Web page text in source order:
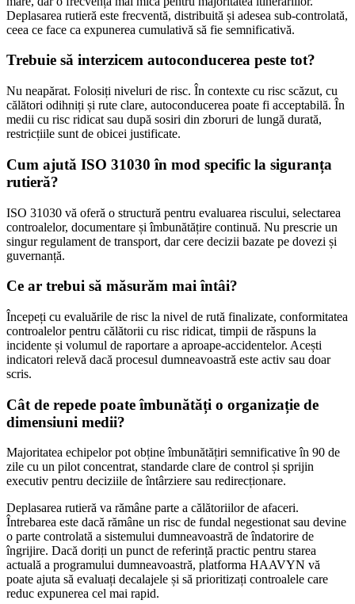
Deplasarea rutieră este frecventă, distribuită și adesea sub-controlată,
ceea ce face ca expunerea cumulativă să fie semnificativă.
Trebuie să interzicem autoconducerea peste tot?
Nu neapărat. Folosiți niveluri de risc. În contexte cu risc scăzut, cu
călători odihniți și rute clare, autoconducerea poate fi acceptabilă. În
medii cu risc ridicat sau după sosiri din zboruri de lungă durată,
restricțiile sunt de obicei justificate.
Cum ajută ISO 31030 în mod specific la siguranța
rutieră?
ISO 31030 vă oferă o structură pentru evaluarea riscului, selectarea
controalelor, documentare și îmbunătățire continuă. Nu prescrie un
singur regulament de transport, dar cere decizii bazate pe dovezi și
guvernanță.
Ce ar trebui să măsurăm mai întâi?
Începeți cu evaluările de risc la nivel de rută finalizate, conformitatea
controalelor pentru călătorii cu risc ridicat, timpii de răspuns la
incidente și volumul de raportare a aproape-accidentelor. Acești
indicatori relevă dacă procesul dumneavoastră este activ sau doar
scris.
Cât de repede poate îmbunătăți o organizație de
dimensiuni medii?
Majoritatea echipelor pot obține îmbunătățiri semnificative în 90 de
zile cu un pilot concentrat, standarde clare de control și sprijin
executiv pentru deciziile de întârziere sau redirecționare.
Deplasarea rutieră va rămâne parte a călătoriilor de afaceri.
Întrebarea este dacă rămâne un risc de fundal negestionat sau devine
o parte controlată a sistemului dumneavoastră de îndatorire de
îngrijire. Dacă doriți un punct de referință practic pentru starea
actuală a programului dumneavoastră, platforma HAAVYN vă
poate ajuta să evaluați decalajele și să prioritizați controalele care
reduc expunerea cel mai rapid.